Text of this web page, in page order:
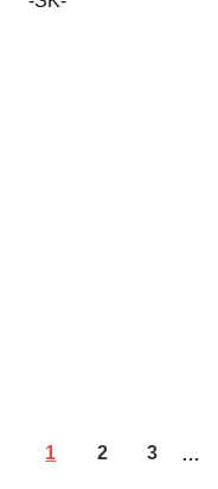
1 2 3 …